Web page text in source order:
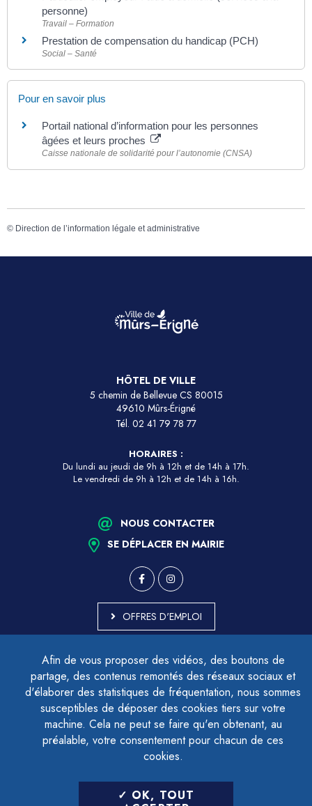
Afin de vous proposer des vidéos, des boutons de
partage, des contenus remontés des réseaux sociaux et
d'élaborer des statistiques de fréquentation, nous sommes
susceptibles de déposer des cookies tiers sur votre
machine. Cela ne peut se faire qu'en obtenant, au
préalable, votre consentement pour chacun de ces
cookies.
OK, TOUT
personne)
Travail – Formation
Prestation de compensation du handicap (PCH)
Social – Santé
Pour en savoir plus
Portail national d’information pour les personnes
âgées et leurs proches
Caisse nationale de solidarité pour l’autonomie (CNSA)
© Direction de l’information légale et administrative
HÔTEL DE VILLE
5 chemin de Bellevue CS 80015
49610 Mûrs-Érigné
Tél. 02 41 79 78 77
HORAIRES :
Du lundi au jeudi de 9h à 12h et de 14h à 17h.
Le vendredi de 9h à 12h et de 14h à 16h.
NOUS CONTACTER
SE DÉPLACER EN MAIRIE
OFFRES D'EMPLOI
ACCESSIBILITÉ - PARTIELLEMENT CONFORME
PLAN DU SITE
MENTIONS LÉGALES
CONTACTER LE DÉLÉGUÉ À LA PROTECTION DES DONNÉES
GESTION DES COOKIES
LETTRE D'INFORMATION
SAISIR VOTRE ADRESSE E-MAIL